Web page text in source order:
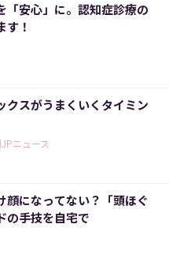
「安心」に。認知症診療の
す！
クスがうまくいくタイミン
ニュース
顔になってない？「頭ほぐ
の手技を自宅で